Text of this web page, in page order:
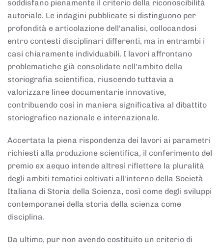
soddisfano pienamente il criterio della riconoscibilità
autoriale. Le indagini pubblicate si distinguono per
profondità e articolazione dell'analisi, collocandosi
entro contesti disciplinari differenti, ma in entrambi i
casi chiaramente individuabili. I lavori affrontano
problematiche già consolidate nell'ambito della
storiografia scientifica, riuscendo tuttavia a
valorizzare linee documentarie innovative,
contribuendo così in maniera significativa al dibattito
storiografico nazionale e internazionale.
Accertata la piena rispondenza dei lavori ai parametri
richiesti alla produzione scientifica, il conferimento del
premio ex aequo intende altresì riflettere la pluralità
degli ambiti tematici coltivati all'interno della Società
Italiana di Storia della Scienza, così come degli sviluppi
contemporanei della storia della scienza come
disciplina.
Da ultimo, pur non avendo costituito un criterio di